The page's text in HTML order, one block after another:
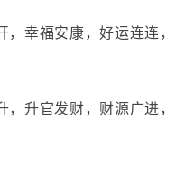
幸福安康，好运连连，
升官发财，财源广进，